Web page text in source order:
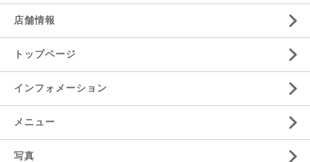
店舗情報
トップページ
インフォメーション
メニュー
写真